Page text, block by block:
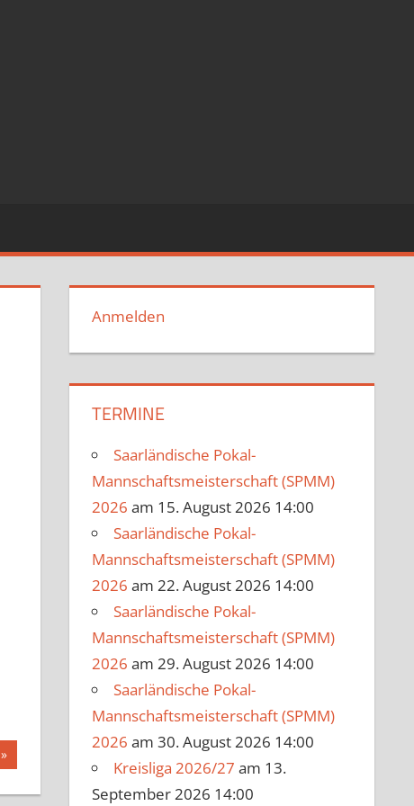
Anmelden
TERMINE
Saarländische Pokal-
Mannschaftsmeisterschaft (SPMM)
2026 am 15. August 2026 14:00
Saarländische Pokal-
Mannschaftsmeisterschaft (SPMM)
2026 am 22. August 2026 14:00
Saarländische Pokal-
Mannschaftsmeisterschaft (SPMM)
2026 am 29. August 2026 14:00
Saarländische Pokal-
Mannschaftsmeisterschaft (SPMM)
2026 am 30. August 2026 14:00
Kreisliga 2026/27 am 13.
September 2026 14:00